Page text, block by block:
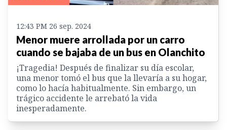
12:43 PM 26 sep. 2024
Menor muere arrollada por un carro
cuando se bajaba de un bus en Olanchito
¡Tragedia! Después de finalizar su día escolar,
una menor tomó el bus que la llevaría a su hogar,
como lo hacía habitualmente. Sin embargo, un
trágico accidente le arrebató la vida
inesperadamente.